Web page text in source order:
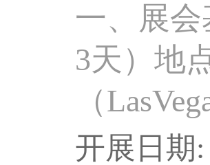
一、展会
3天）地
（
家矿业协
开展日期